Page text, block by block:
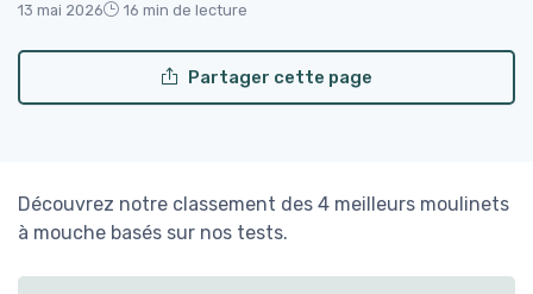
13 mai 2026 16 min de lecture
Partager cette page
Découvrez notre classement des 4 meilleurs moulinets
à mouche basés sur nos tests.